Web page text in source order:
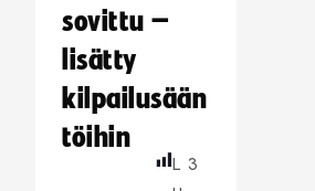
sovittu –
lisätty
kilpailusään
töihin
L 3